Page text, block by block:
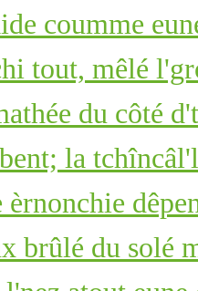
coumme
tout, mêlé
du côté
la
brûlé du solé